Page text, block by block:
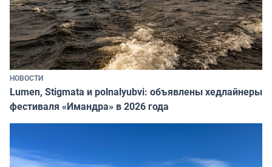
НОВОСТИ
Lumen, Stigmata и polnalyubvi: объявлены хедлайнеры
фестиваля «Имандра» в 2026 года